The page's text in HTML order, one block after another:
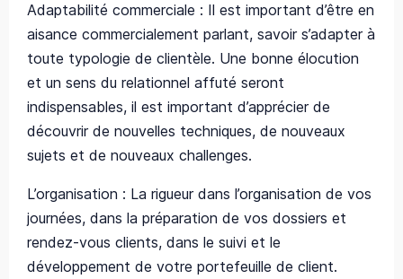
Adaptabilité commerciale : Il est important d’être en
aisance commercialement parlant, savoir s’adapter à
toute typologie de clientèle. Une bonne élocution
et un sens du relationnel affuté seront
indispensables, il est important d’apprécier de
découvrir de nouvelles techniques, de nouveaux
sujets et de nouveaux challenges.
L’organisation : La rigueur dans l’organisation de vos
journées, dans la préparation de vos dossiers et
rendez-vous clients, dans le suivi et le
développement de votre portefeuille de client.